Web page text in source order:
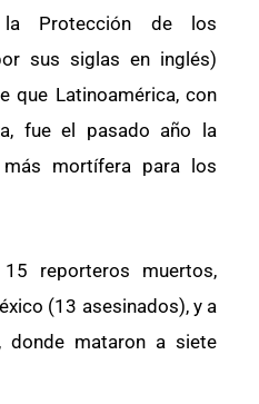
Protección de los
sus siglas en inglés)
que Latinoamérica, con
fue el pasado año la
mortífera para los
reporteros muertos,
(13 asesinados), y a
donde mataron a siete